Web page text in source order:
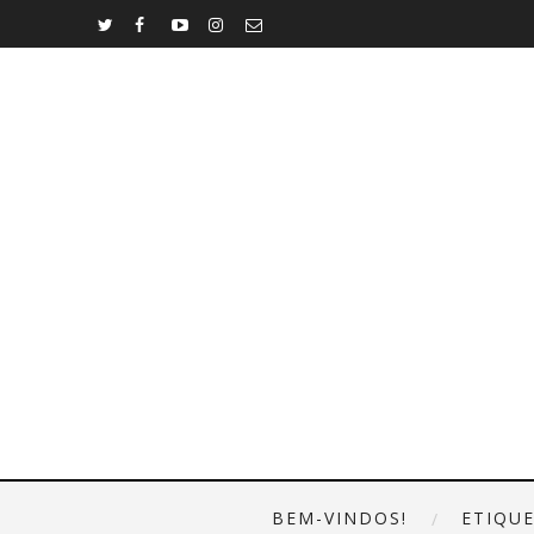
BEM-VINDOS!